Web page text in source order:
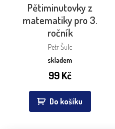
Pětiminutovky z
matematiky pro 3.
ročník
Petr Šulc
skladem
99Kč
Do košíku